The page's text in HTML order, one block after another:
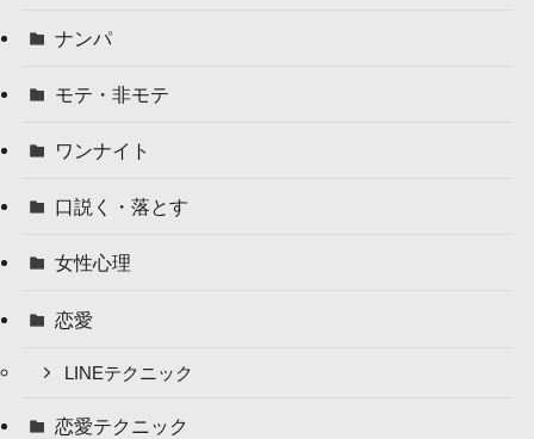
ナンパ
モテ・非モテ
ワンナイト
口説く・落とす
女性心理
恋愛
LINEテクニック
恋愛テクニック